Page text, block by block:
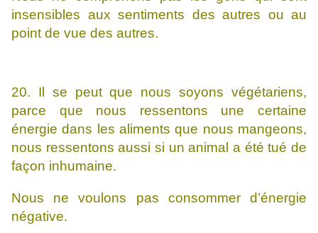
insensibles aux sentiments des autres ou au
point de vue des autres.
20. Il se peut que nous soyons végétariens,
parce que nous ressentons une certaine
énergie dans les aliments que nous mangeons,
nous ressentons aussi si un animal a été tué de
façon inhumaine.
Nous ne voulons pas consommer d’énergie
négative.